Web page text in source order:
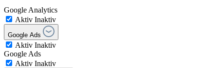
Google Analytics
Aktiv Inaktiv
Google Ads
Aktiv Inaktiv
Google Ads
Aktiv Inaktiv